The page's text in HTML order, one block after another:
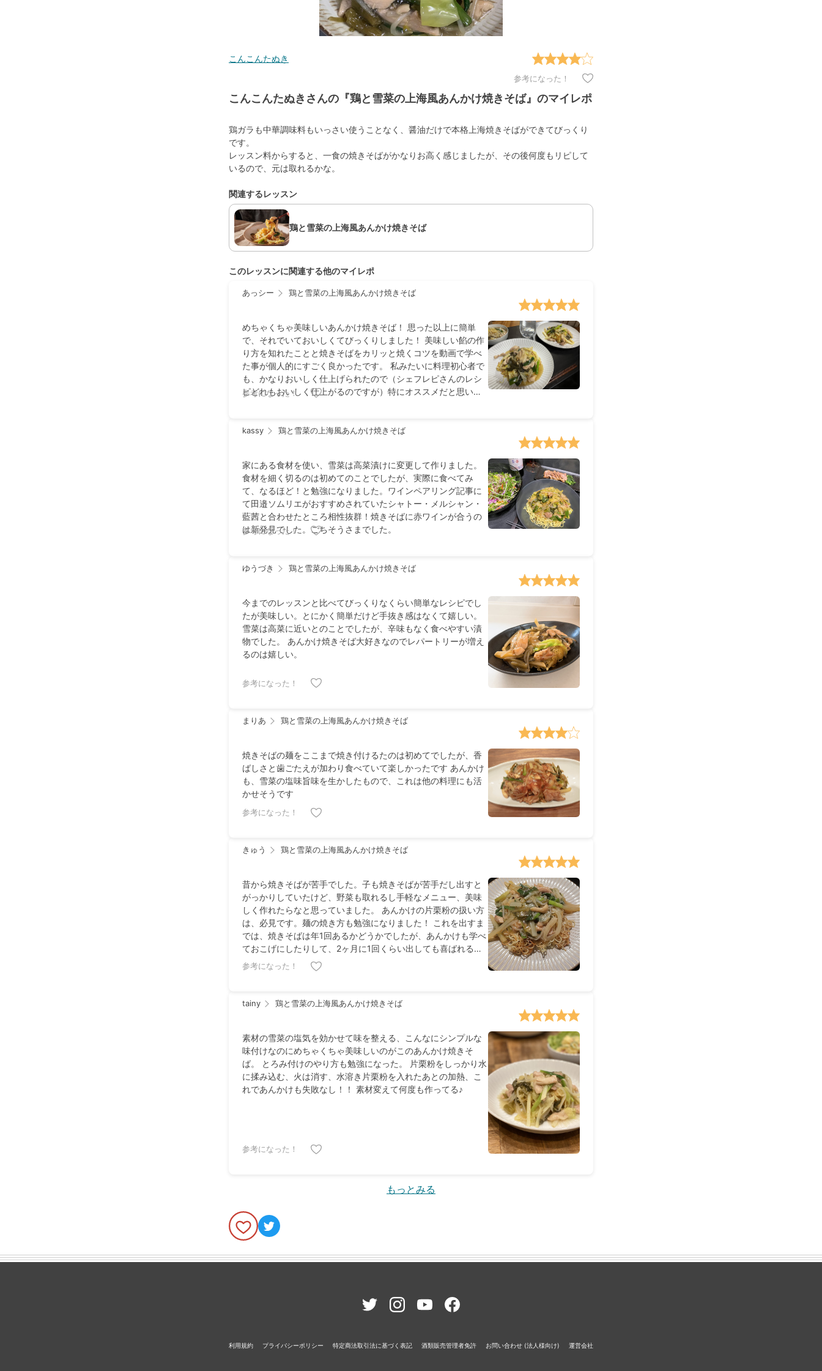
こんこんたぬき
参考になった！
こんこんたぬきさんの『鶏と雪菜の上海風あんかけ焼きそば』のマイレポ
鶏ガラも中華調味料もいっさい使うことなく、醤油だけで本格上海焼きそばができてびっくり
です。
レッスン料からすると、一食の焼きそばがかなりお高く感じましたが、その後何度もリピして
いるので、元は取れるかな。
関連するレッスン
鶏と雪菜の上海風あんかけ焼きそば
このレッスンに関連する他のマイレポ
あっシー 鶏と雪菜の上海風あんかけ焼きそば
めちゃくちゃ美味しいあんかけ焼きそば！ 思った以上に簡単
で、それでいておいしくてびっくりしました！ 美味しい餡の作
り方を知れたことと焼きそばをカリッと焼くコツを動画で学べ
た事が個人的にすごく良かったです。 私みたいに料理初心者で
も、かなりおいしく仕上げられたので（シェフレピさんのレシ
ピどれもおいしく仕上がるのですが）特にオススメだと思いま
参考になった！
kassy 鶏と雪菜の上海風あんかけ焼きそば
家にある食材を使い、雪菜は高菜漬けに変更して作りました。
食材を細く切るのは初めてのことでしたが、実際に食べてみ
て、なるほど！と勉強になりました。ワインペアリング記事に
て田邉ソムリエがおすすめされていたシャトー・メルシャン・
藍茜と合わせたところ相性抜群！焼きそばに赤ワインが合うの
は新発見でした。ごちそうさまでした。
参考になった！
ゆうづき 鶏と雪菜の上海風あんかけ焼きそば
今までのレッスンと比べてびっくりなくらい簡単なレシピでし
たが美味しい。とにかく簡単だけど手抜き感はなくて嬉しい。
雪菜は高菜に近いとのことでしたが、辛味もなく食べやすい漬
物でした。 あんかけ焼きそば大好きなのでレパートリーが増え
るのは嬉しい。
参考になった！
まりあ 鶏と雪菜の上海風あんかけ焼きそば
焼きそばの麺をここまで焼き付けるたのは初めてでしたが、香
ばしさと歯ごたえが加わり食べていて楽しかったです あんかけ
も、雪菜の塩味旨味を生かしたもので、これは他の料理にも活
かせそうです
参考になった！
きゅう 鶏と雪菜の上海風あんかけ焼きそば
昔から焼きそばが苦手でした。子も焼きそばが苦手だし出すと
がっかりしていたけど、野菜も取れるし手軽なメニュー、美味
しく作れたらなと思っていました。 あんかけの片栗粉の扱い方
は、必見です。麺の焼き方も勉強になりました！ これを出すま
では、焼きそばは年1回あるかどうかでしたが、あんかけも学べ
ておこげにしたりして、2ヶ月に1回くらい出しても喜ばれるよ
うになりました！
参考になった！
tainy 鶏と雪菜の上海風あんかけ焼きそば
素材の雪菜の塩気を効かせて味を整える、こんなにシンプルな
味付けなのにめちゃくちゃ美味しいのがこのあんかけ焼きそ
ば。 とろみ付けのやり方も勉強になった。 片栗粉をしっかり水
に揉み込む、火は消す、水溶き片栗粉を入れたあとの加熱、こ
れであんかけも失敗なし！！ 素材変えて何度も作ってる♪
参考になった！
もっとみる
利用規約 プライバシーポリシー 特定商法取引法に基づく表記 酒類販売管理者免許 お問い合わせ (法人様向け) 運営会社